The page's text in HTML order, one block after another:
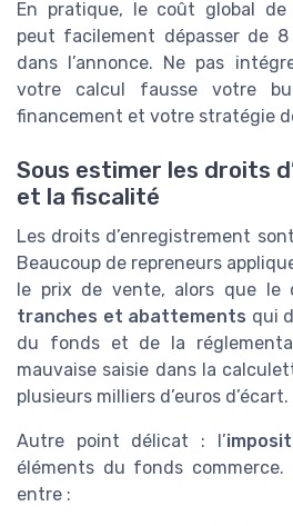
En pratique, le coût global de
peut facilement dépasser de
dans l’annonce. Ne pas
votre calcul fausse votre
financement et votre stratégie
Sous estimer les droits
et la fiscalité
Les droits d’enregistrement
Beaucoup de repreneurs
le prix de vente, alors que le
tranches et abattements qui
du fonds et de la
mauvaise saisie dans la
plusieurs milliers d’euros d’écart.
Autre point délicat : l’
éléments du fonds
entre :